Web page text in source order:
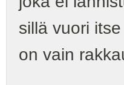
sillä vuori itse
on vain